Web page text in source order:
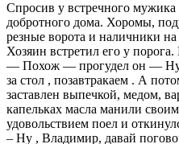
Спросив у встречного
добротного дома. Хоромы,
резные ворота и наличники на
Хозяин встретил его у
— Похож — прогудел он — Ну
за стол , позавтракаем . А
заставлен выпечкой, медом,
капельках масла манили
удовольствием поел и
– Ну , Владимир, давай